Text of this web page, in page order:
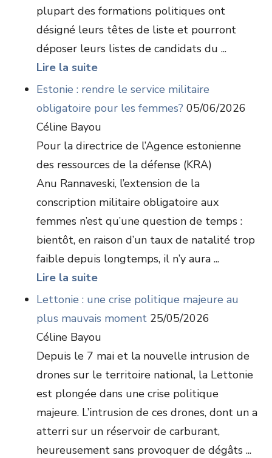
plupart des formations politiques ont
désigné leurs têtes de liste et pourront
déposer leurs listes de candidats du ...
Lire la suite
Estonie : rendre le service militaire
obligatoire pour les femmes? 05/06/2026
Céline Bayou
Pour la directrice de l’Agence estonienne
des ressources de la défense (KRA)
Anu Rannaveski, l’extension de la
conscription militaire obligatoire aux
femmes n’est qu’une question de temps :
bientôt, en raison d’un taux de natalité trop
faible depuis longtemps, il n’y aura ...
Lire la suite
Lettonie : une crise politique majeure au
plus mauvais moment 25/05/2026
Céline Bayou
Depuis le 7 mai et la nouvelle intrusion de
drones sur le territoire national, la Lettonie
est plongée dans une crise politique
majeure. L’intrusion de ces drones, dont un a
atterri sur un réservoir de carburant,
heureusement sans provoquer de dégâts ...